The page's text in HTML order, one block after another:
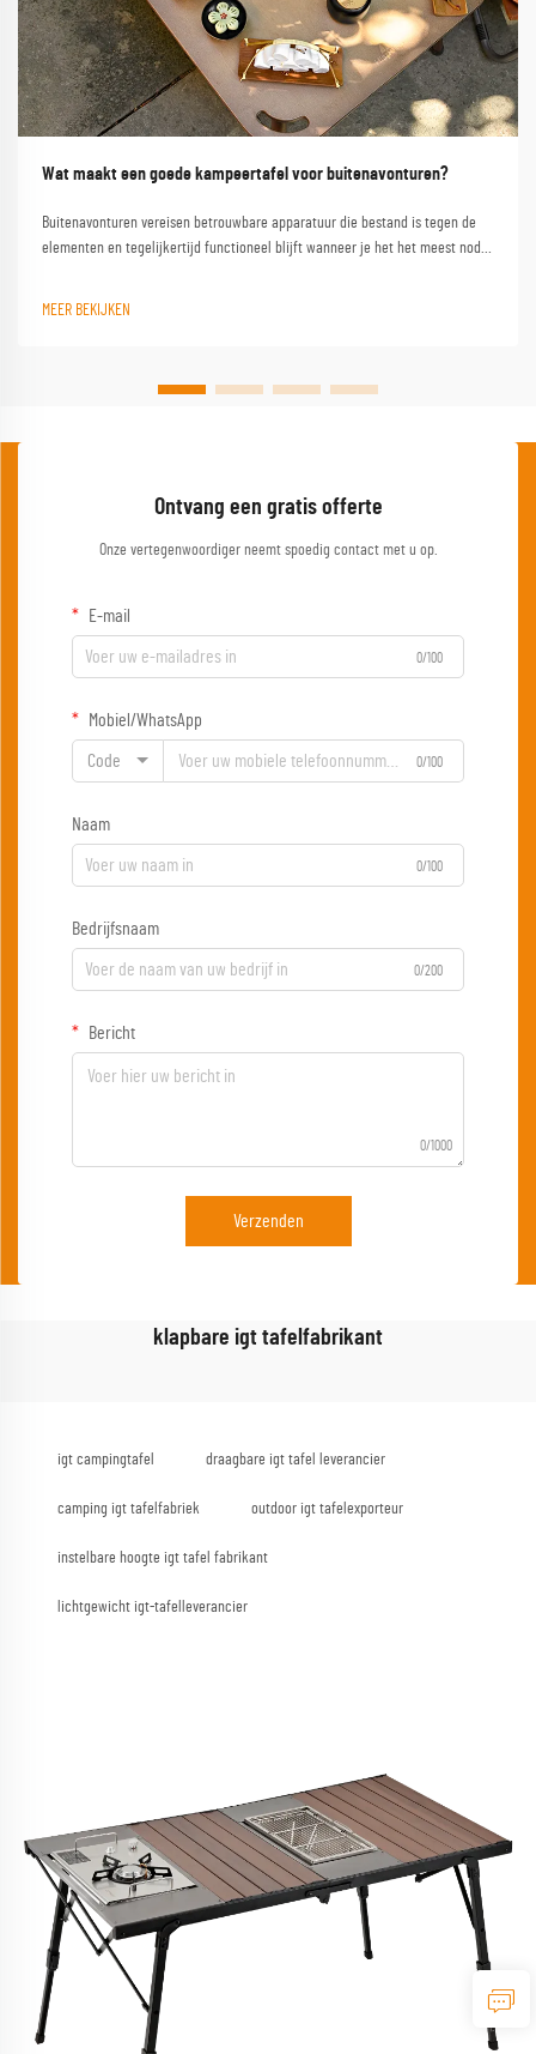
Wat maakt een goede kampeertafel voor buitenavonturen?
Buitenavonturen vereisen betrouwbare apparatuur die bestand is tegen de
elementen en tegelijkertijd functioneel blijft wanneer je het het meest nodig
MEER BEKIJKEN
Ontvang een gratis offerte
Onze vertegenwoordiger neemt spoedig contact met u op.
E-mail
0/100
Mobiel/WhatsApp
Code 0/100
Naam
0/100
Bedrijfsnaam
0/200
Bericht
0/1000
Verzenden
klapbare igt tafelfabrikant
igt campingtafel draagbare igt tafel leverancier
camping igt tafelfabriek outdoor igt tafelexporteur
instelbare hoogte igt tafel fabrikant
lichtgewicht igt-tafelleverancier